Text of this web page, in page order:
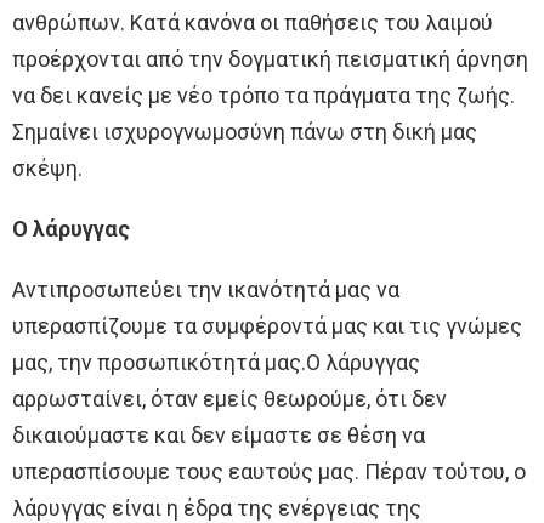
ανθρώπων. Κατά κανόνα οι παθήσεις του λαιμού
προέρχονται από την δογματική πεισματική άρνηση
να δει κανείς με νέο τρόπο τα πράγματα της ζωής.
Σημαίνει ισχυρογνωμοσύνη πάνω στη δική μας
σκέψη.
Ο λάρυγγας
Αντιπροσωπεύει την ικανότητά μας να
υπερασπίζουμε τα συμφέροντά μας και τις γνώμες
μας, την προσωπικότητά μας.Ο λάρυγγας
αρρωσταίνει, όταν εμείς θεωρούμε, ότι δεν
δικαιούμαστε και δεν είμαστε σε θέση να
υπερασπίσουμε τους εαυτούς μας. Πέραν τούτου, ο
λάρυγγας είναι η έδρα της ενέργειας της